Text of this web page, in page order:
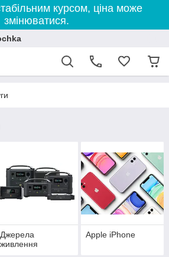
курсом, ціна може
змінюватися.
Джерела
живлення
Apple iPhone